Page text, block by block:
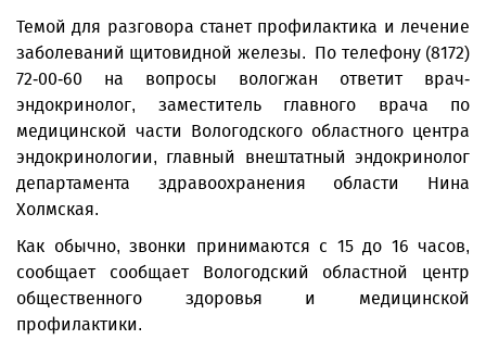
Темой для разговора станет профилактика и лечение
заболеваний щитовидной железы. По телефону (8172)
72-00-60 на вопросы вологжан ответит врач-
эндокринолог, заместитель главного врача по
медицинской части Вологодского областного центра
эндокринологии, главный внештатный эндокринолог
департамента здравоохранения области Нина
Холмская.
Как обычно, звонки принимаются с 15 до 16 часов,
сообщает сообщает Вологодский областной центр
общественного здоровья и медицинской
профилактики.